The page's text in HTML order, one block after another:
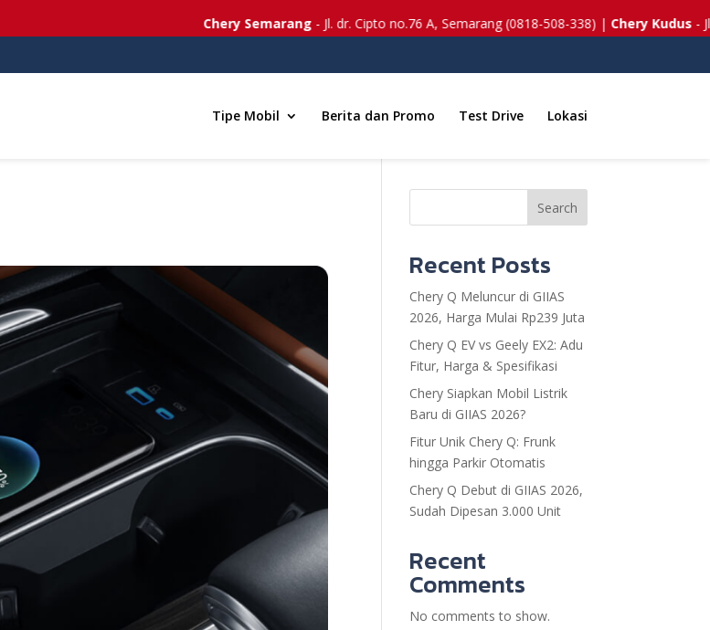
Tipe Mobil Berita dan Promo Test Drive Lokasi
Chery Semarang- Jl. dr. Cipto no.76 A, Semarang (0818-508-338) |Chery Kudus- Jl.
Search
Recent Posts
Chery Q Meluncur di GIIAS
2026, Harga Mulai Rp239 Juta
Chery Q EV vs Geely EX2: Adu
Fitur, Harga & Spesifikasi
Chery Siapkan Mobil Listrik
Baru di GIIAS 2026?
Fitur Unik Chery Q: Frunk
hingga Parkir Otomatis
Chery Q Debut di GIIAS 2026,
Sudah Dipesan 3.000 Unit
Recent
Comments
No comments to show.